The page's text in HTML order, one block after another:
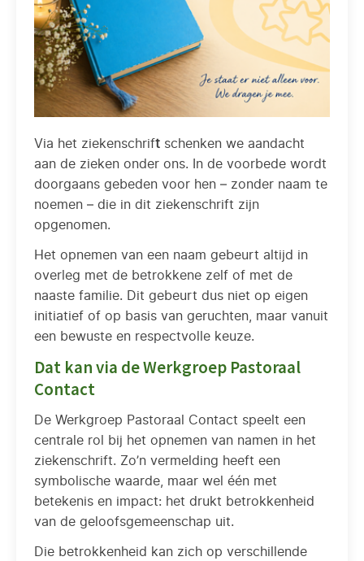
Via het ziekenschrift schenken we aandacht
aan de zieken onder ons. In de voorbede wordt
doorgaans gebeden voor hen – zonder naam te
noemen – die in dit ziekenschrift zijn
opgenomen.
Het opnemen van een naam gebeurt altijd in
overleg met de betrokkene zelf of met de
naaste familie. Dit gebeurt dus niet op eigen
initiatief of op basis van geruchten, maar vanuit
een bewuste en respectvolle keuze.
Dat kan via de Werkgroep Pastoraal
Contact
De Werkgroep Pastoraal Contact speelt een
centrale rol bij het opnemen van namen in het
ziekenschrift. Zo’n vermelding heeft een
symbolische waarde, maar wel één met
betekenis en impact: het drukt betrokkenheid
van de geloofsgemeenschap uit.
Die betrokkenheid kan zich op verschillende